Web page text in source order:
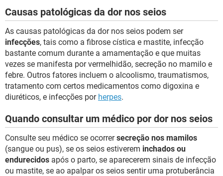
Causas patológicas da dor nos seios
As causas patológicas da dor nos seios podem ser
infecções, tais como a fibrose cística e mastite, infecção
bastante comum durante a amamentação e que muitas
vezes se manifesta por vermelhidão, secreção no mamilo e
febre. Outros fatores incluem o alcoolismo, traumatismos,
tratamento com certos medicamentos como digoxina e
diuréticos, e infecções por herpes.
Quando consultar um médico por dor nos seios
Consulte seu médico se ocorrersecreção nos mamilos
(sangue ou pus), se os seios estiverem inchados ou
endurecidos após o parto, se aparecerem sinais de infecção
ou mastite, se ao apalpar os seios sentir uma protuberância